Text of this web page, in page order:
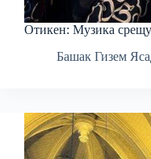
Отикен: Музика срещу
Башак Гизем